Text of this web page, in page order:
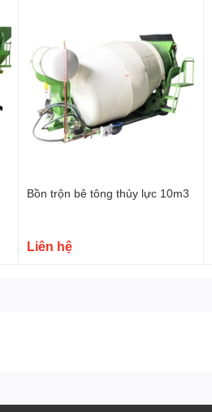
Bồn trộn bê tông thủy lực 10m3
Liên hệ